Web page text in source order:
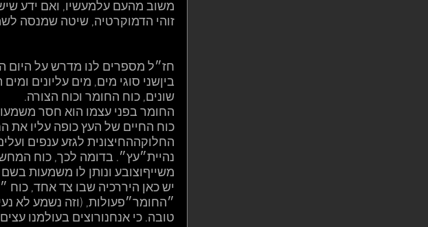
משוב מהעם עלמעשיו, ואם ידע
זוהי הדמוקרטיה, שיטה שמנסה
חז״ל מספרים לנו מדרש על היום
ביןשני סוגי מים, מים עליונים
שונים, כוח החומר וכוח הצורה.
החומר בפני עצמו הוא חסר
כוח החיים של העץ כופה עליו את
החלוקההחיצונית לגזע ענפים
נהיית״עץ״. בדומה לכך, כוח
משייףוצובע ונותן לו משמעות
יש כאן היררכיה שבו צד אחד, כוח
״החומר״פעולות, (וזה נשמע לא
טובה. כי אנחנורוצים בעולמנו